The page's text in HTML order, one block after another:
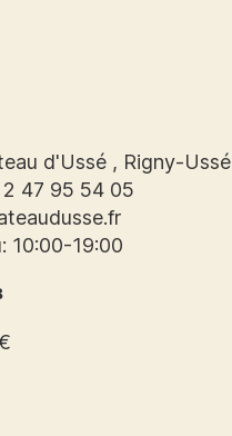
d'Ussé , Rigny-Ussé
47 95 54 05
10:00-19:00